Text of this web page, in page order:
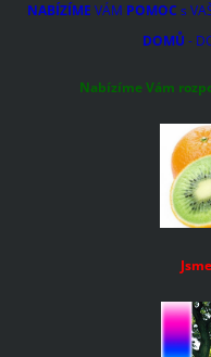
NABÍZÍME VÁM POMOC s
DOMŮ -
Nabízíme Vám